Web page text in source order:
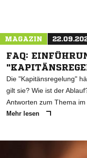
MAGAZIN
FAQ:
Die "Kapitänsregelung"
gilt sie? Wie ist der
Antworten zum Thema im
Mehr lesen